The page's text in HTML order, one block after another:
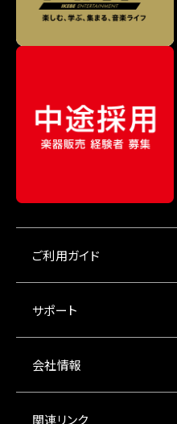
ご利用ガイド
サポート
会社情報
関連リンク